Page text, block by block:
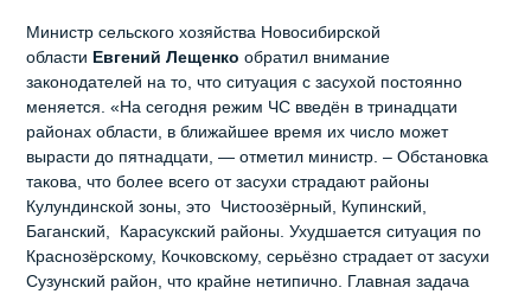
Министр сельского хозяйства Новосибирской
области Евгений Лещенко обратил внимание
законодателей на то, что ситуация с засухой постоянно
меняется. «На сегодня режим ЧС введён в тринадцати
районах области, в ближайшее время их число может
вырасти до пятнадцати, — отметил министр. – Обстановка
такова, что более всего от засухи страдают районы
Кулундинской зоны, это Чистоозёрный, Купинский,
Баганский, Карасукский районы. Ухудшается ситуация по
Краснозёрскому, Кочковскому, серьёзно страдает от засухи
Сузунский район, что крайне нетипично. Главная задача